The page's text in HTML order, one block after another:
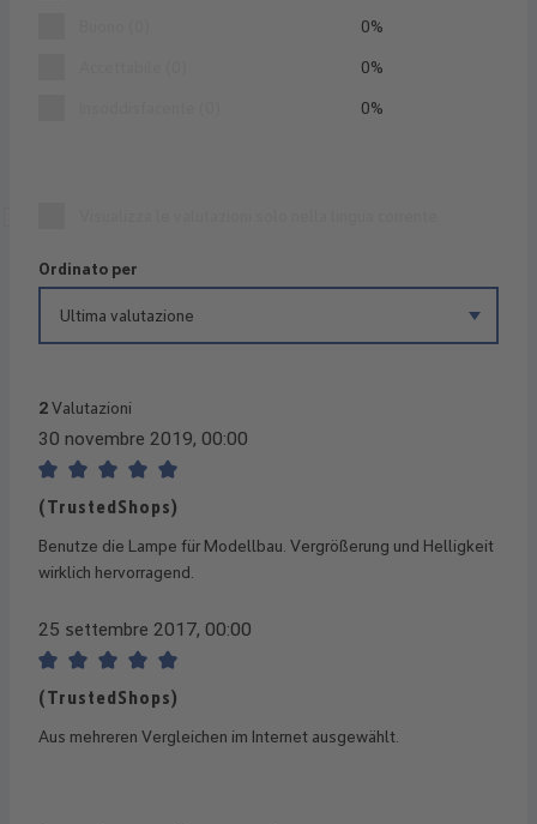
0%
0%
0%
Ordinato per
2Valutazioni
30 novembre 2019, 00:00
Recensione con valutazione di 5 su 5 stelle
(TrustedShops)
Benutze die Lampe für Modellbau. Vergrößerung und Helligkeit
wirklich hervorragend.
25 settembre 2017, 00:00
Recensione con valutazione di 5 su 5 stelle
(TrustedShops)
Aus mehreren Vergleichen im Internet ausgewählt.